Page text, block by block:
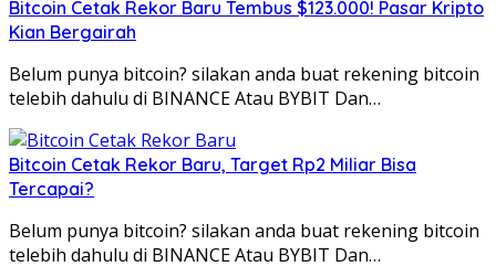
Bitcoin Cetak Rekor Baru Tembus $123.000! Pasar Kripto
Kian Bergairah
Belum punya bitcoin? silakan anda buat rekening bitcoin
telebih dahulu di BINANCE Atau BYBIT Dan…
Bitcoin Cetak Rekor Baru, Target Rp2 Miliar Bisa
Tercapai?
Belum punya bitcoin? silakan anda buat rekening bitcoin
telebih dahulu di BINANCE Atau BYBIT Dan…